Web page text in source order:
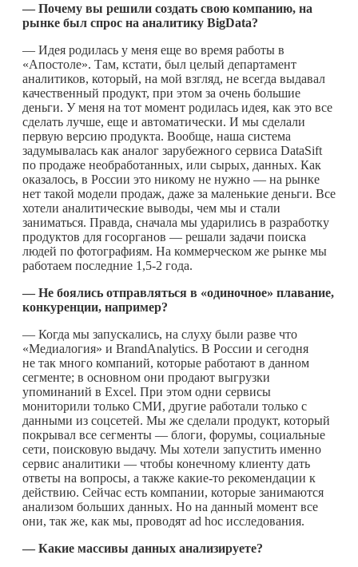
— Почему вы решили создать свою компанию, на
рынке был спрос на аналитику BigData?
— Идея родилась у меня еще во время работы в
«Апостоле». Там, кстати, был целый департамент
аналитиков, который, на мой взгляд, не всегда выдавал
качественный продукт, при этом за очень большие
деньги. У меня на тот момент родилась идея, как это все
сделать лучше, еще и автоматически. И мы сделали
первую версию продукта. Вообще, наша система
задумывалась как аналог зарубежного сервиса DataSift
по продаже необработанных, или сырых, данных. Как
оказалось, в России это никому не нужно — на рынке
нет такой модели продаж, даже за маленькие деньги. Все
хотели аналитические выводы, чем мы и стали
заниматься. Правда, сначала мы ударились в разработку
продуктов для госорганов — решали задачи поиска
людей по фотографиям. На коммерческом же рынке мы
работаем последние 1,5-2 года.
— Не боялись отправляться в «одиночное» плавание,
конкуренции, например?
— Когда мы запускались, на слуху были разве что
«Медиалогия» и BrandAnalytics. В России и сегодня
не так много компаний, которые работают в данном
сегменте; в основном они продают выгрузки
упоминаний в Excel. При этом одни сервисы
мониторили только СМИ, другие работали только с
данными из соцсетей. Мы же сделали продукт, который
покрывал все сегменты — блоги, форумы, социальные
сети, поисковую выдачу. Мы хотели запустить именно
сервис аналитики — чтобы конечному клиенту дать
ответы на вопросы, а также какие-то рекомендации к
действию. Сейчас есть компании, которые занимаются
анализом больших данных. Но на данный момент все
они, так же, как мы, проводят ad hoc исследования.
— Какие массивы данных анализируете?